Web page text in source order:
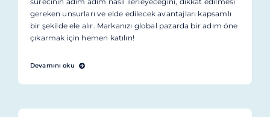
gereken unsurları ve elde edilecek avantajları kapsamlı
bir şekilde ele alır. Markanızı global pazarda bir adım öne
çıkarmak için hemen katılın!
Devamını oku